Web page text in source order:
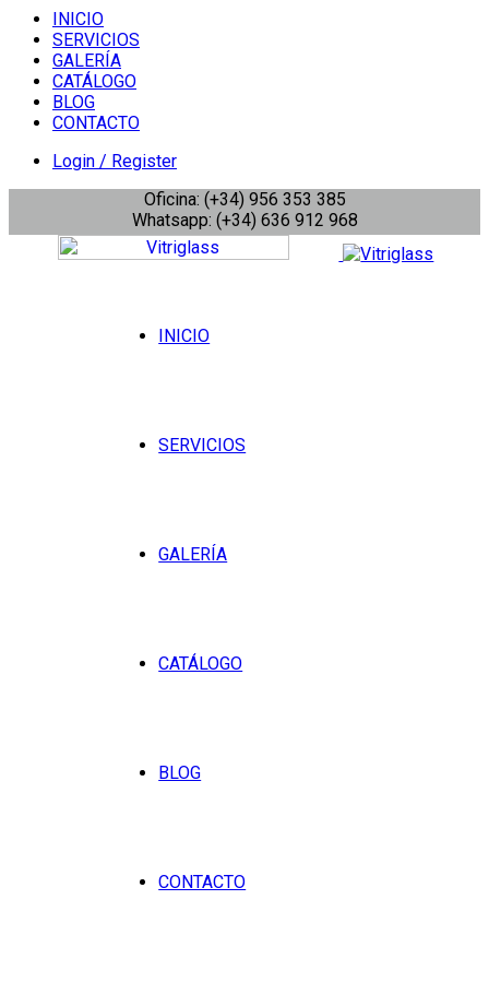
INICIO
SERVICIOS
GALERÍA
CATÁLOGO
BLOG
CONTACTO
Login / Register
Oficina: (+34) 956 353 385
Whatsapp: (+34) 636 912 968
INICIO
SERVICIOS
GALERÍA
CATÁLOGO
BLOG
CONTACTO